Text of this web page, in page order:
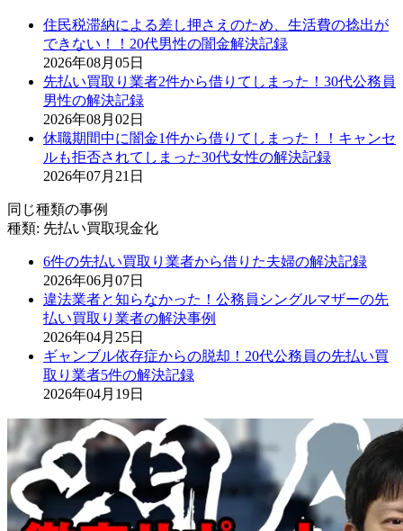
住民税滞納による差し押さえのため、生活費の捻出が
できない！！20代男性の闇金解決記録
2026年08月05日
先払い買取り業者2件から借りてしまった！30代公務員
男性の解決記録
2026年08月02日
休職期間中に闇金1件から借りてしまった！！キャンセ
ルも拒否されてしまった30代女性の解決記録
2026年07月21日
同じ種類の事例
種類: 先払い買取現金化
6件の先払い買取り業者から借りた夫婦の解決記録
2026年06月07日
違法業者と知らなかった！公務員シングルマザーの先
払い買取り業者の解決事例
2026年04月25日
ギャンブル依存症からの脱却！20代公務員の先払い買
取り業者5件の解決記録
2026年04月19日